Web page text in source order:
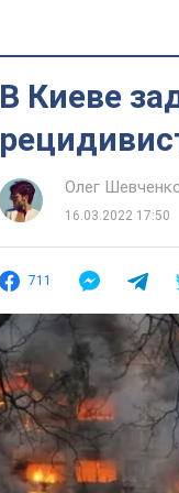
В Киеве
Олег
16.03.2022 17:50
711